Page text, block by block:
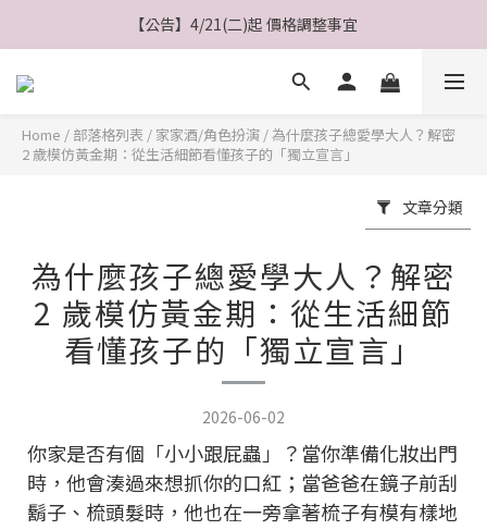
【公告】4/21(二)起 價格調整事宜
【公告】4/21(二)起 價格調整事宜
【會員】綁定Line會員送$200購物金
Home / 部落格列表 / 家家酒/角色扮演 /為什麼孩子總愛學大人？解密
2 歲模仿黃金期：從生活細節看懂孩子的「獨立宣言」
文章分類
為什麼孩子總愛學大人？解密
2 歲模仿黃金期：從生活細節
看懂孩子的「獨立宣言」
2026-06-02
你家是否有個「小小跟屁蟲」？當你準備化妝出門
時，他會湊過來想抓你的口紅；當爸爸在鏡子前刮
鬍子、梳頭髮時，他也在一旁拿著梳子有模有樣地